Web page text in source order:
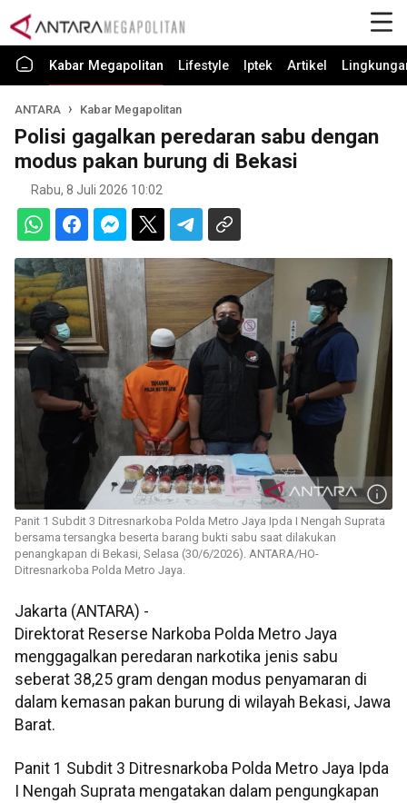
Kabar Megapolitan Lifestyle Iptek Artikel
ANTARA Kabar Megapolitan
Polisi gagalkan peredaran sabu dengan
modus pakan burung di Bekasi
Rabu, 8 Juli 2026 10:02
Panit 1 Subdit 3 Ditresnarkoba Polda Metro Jaya Ipda I Nengah Suprata​
bersama tersangka beserta barang bukti sabu saat dilakukan
penangkapan di Bekasi, Selasa (30/6/2026). ANTARA/HO-
Ditresnarkoba Polda Metro Jaya.
Jakarta (ANTARA) -
Direktorat Reserse Narkoba Polda Metro Jaya
menggagalkan peredaran narkotika jenis sabu
seberat 38,25 gram dengan modus penyamaran di
dalam kemasan pakan burung di wilayah Bekasi, Jawa
Barat.
Panit 1 Subdit 3 Ditresnarkoba Polda Metro Jaya Ipda
I Nengah Suprata mengatakan dalam pengungkapan